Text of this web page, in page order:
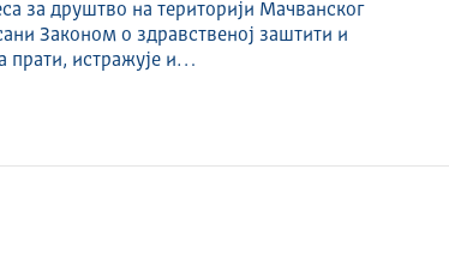
за друштво на територији Мачванског
Законом о здравственој заштити и
прати, истражује и…